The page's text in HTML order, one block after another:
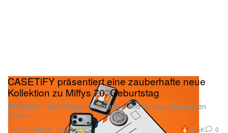
Tech & Gadgets
CASETiFY präsentiert eine zauberhafte neue
Kollektion zu Miffys 70. Geburtstag
Mit Motiven wie Vintage-Briefmarken und handgeschriebenen
Briefen.
Oct 21, 2025 10.5K 0